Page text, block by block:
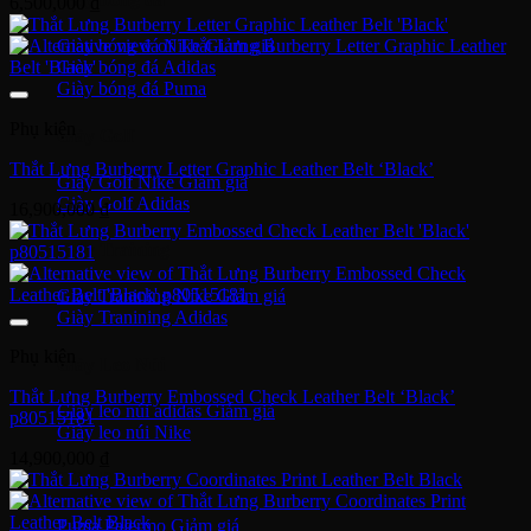
Giày bóng đá Nike
Giày bóng đá Adidas
Giày bóng đá Puma
Giày Golf Nike
Giày Golf Adidas
Giày Training
Giày Tranining Nike
Giày Tranining Adidas
Giày leo núi adidas
Giày leo núi Nike
Giày Puma
Puma Palermo
Thắt Lưng Burberry Letter Graphic Leather Belt ‘Black’
16,900,000₫
Thắt Lưng Burberry Embossed Check Leather Belt ‘Black’
p80515181